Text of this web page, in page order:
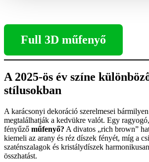
Full 3D műfenyő
A 2025-ös év színe
stílusokban
A karácsonyi dekoráció szerelmesei
megtalálhatják a kedvükre valót. Egy
fényűző műfenyő? A divatos „rich brown”
kiemeli az arany és réz díszek fényét, míg a
szaténszalagok és kristálydíszek
összhatást.